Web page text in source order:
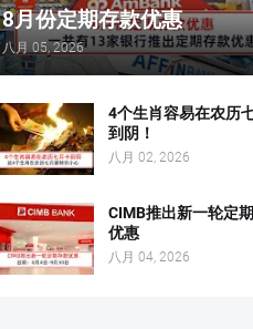
8月份定期存款优惠
八月 05, 2026
4个生肖容易在农历
到阴！
八月 02, 2026
CIMB推出新一轮定
优惠
八月 04, 2026